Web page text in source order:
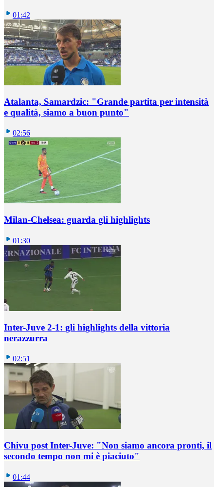
01:42
Atalanta, Samardzic: "Grande partita per intensità
e qualità, siamo a buon punto"
02:56
Milan-Chelsea: guarda gli highlights
01:30
Inter-Juve 2-1: gli highlights della vittoria
nerazzurra
02:51
Chivu post Inter-Juve: "Non siamo ancora pronti, il
secondo tempo non mi è piaciuto"
01:44